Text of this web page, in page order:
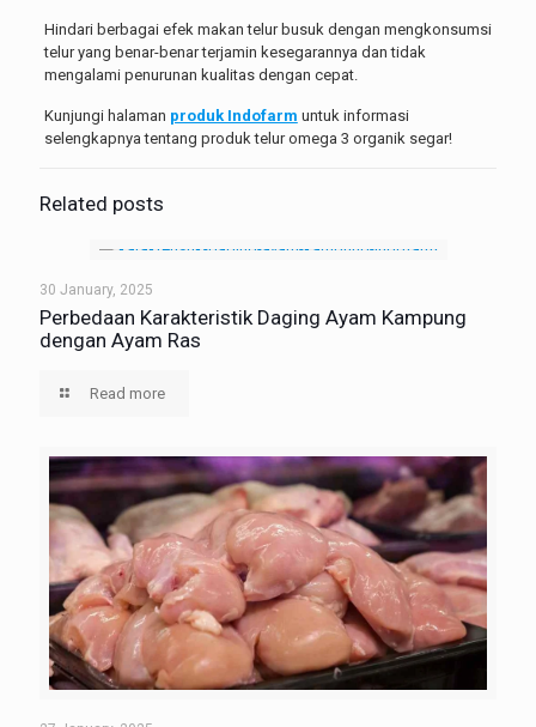
Hindari berbagai efek makan telur busuk dengan mengkonsumsi
telur yang benar-benar terjamin kesegarannya dan tidak
mengalami penurunan kualitas dengan cepat.
Kunjungi halaman produk Indofarm untuk informasi
selengkapnya tentang produk telur omega 3 organik segar!
Related posts
30 January, 2025
Perbedaan Karakteristik Daging Ayam Kampung
dengan Ayam Ras
Read more